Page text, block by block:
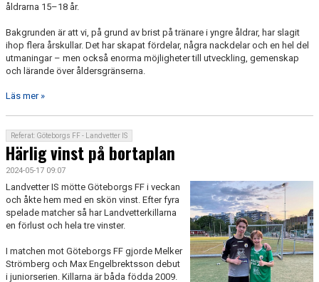
åldrarna 15–18 år.
Bakgrunden är att vi, på grund av brist på tränare i yngre åldrar, har slagit
ihop flera årskullar. Det har skapat fördelar, några nackdelar och en hel del
utmaningar – men också enorma möjligheter till utveckling, gemenskap
och lärande över åldersgränserna.
Läs mer »
Referat: Göteborgs FF - Landvetter IS
Härlig vinst på bortaplan
2024-05-17 09:07
Landvetter IS mötte Göteborgs FF i veckan
och åkte hem med en skön vinst. Efter fyra
spelade matcher så har Landvetterkillarna
en förlust och hela tre vinster.
I matchen mot Göteborgs FF gjorde Melker
Strömberg och Max Engelbrektsson debut
i juniorserien. Killarna är båda födda 2009.